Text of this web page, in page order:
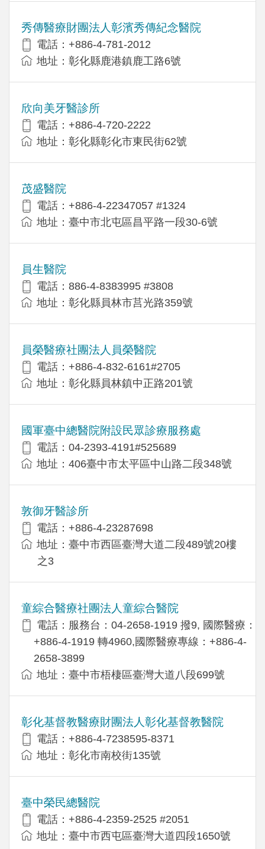
秀傳醫療財團法人彰濱秀傳紀念醫院
電話：+886-4-781-2012
地址：彰化縣鹿港鎮鹿工路6號
欣向美牙醫診所
電話：+886-4-720-2222
地址：彰化縣彰化市東民街62號
茂盛醫院
電話：+886-4-22347057 #1324
地址：臺中市北屯區昌平路一段30-6號
員生醫院
電話：886-4-8383995 #3808
地址：彰化縣員林市莒光路359號
員榮醫療社團法人員榮醫院
電話：+886-4-832-6161#2705
地址：彰化縣員林鎮中正路201號
國軍臺中總醫院附設民眾診療服務處
電話：04-2393-4191#525689
地址：406臺中市太平區中山路二段348號
敦御牙醫診所
電話：+886-4-23287698
地址：臺中市西區臺灣大道二段489號20樓
之3
童綜合醫療社團法人童綜合醫院
電話：服務台：04-2658-1919 撥9, 國際醫療：
+886-4-1919 轉4960,國際醫療專線：+886-4-
2658-3899
地址：臺中市梧棲區臺灣大道八段699號
彰化基督教醫療財團法人彰化基督教醫院
電話：+886-4-7238595-8371
地址：彰化市南校街135號
臺中榮民總醫院
電話：+886-4-2359-2525 #2051
地址：臺中市西屯區臺灣大道四段1650號